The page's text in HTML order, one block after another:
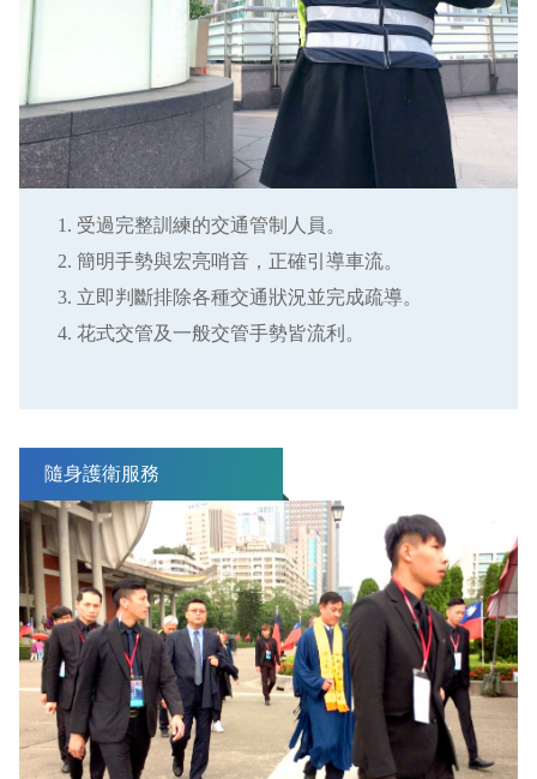
受過完整訓練的交通管制人員。
簡明手勢與宏亮哨音，正確引導車流。
立即判斷排除各種交通狀況並完成疏導。
花式交管及一般交管手勢皆流利。
隨身護衛服務